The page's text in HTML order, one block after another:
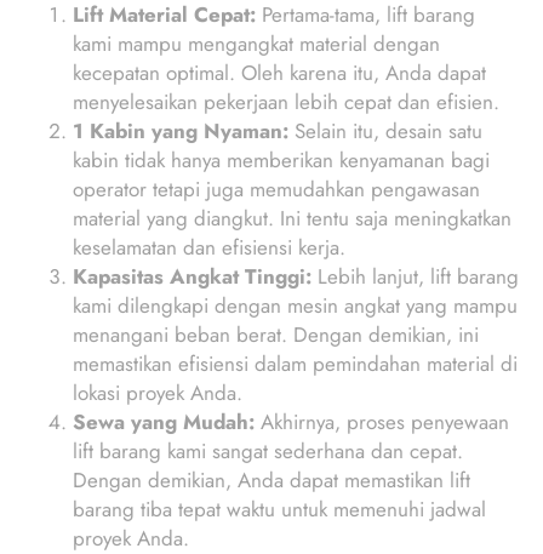
Lift Material Cepat: Pertama-tama, lift barang
kami mampu mengangkat material dengan
kecepatan optimal. Oleh karena itu, Anda dapat
menyelesaikan pekerjaan lebih cepat dan efisien.
1 Kabin yang Nyaman: Selain itu, desain satu
kabin tidak hanya memberikan kenyamanan bagi
operator tetapi juga memudahkan pengawasan
material yang diangkut. Ini tentu saja meningkatkan
keselamatan dan efisiensi kerja.
Kapasitas Angkat Tinggi: Lebih lanjut, lift barang
kami dilengkapi dengan mesin angkat yang mampu
menangani beban berat. Dengan demikian, ini
memastikan efisiensi dalam pemindahan material di
lokasi proyek Anda.
Sewa yang Mudah: Akhirnya, proses penyewaan
lift barang kami sangat sederhana dan cepat.
Dengan demikian, Anda dapat memastikan lift
barang tiba tepat waktu untuk memenuhi jadwal
proyek Anda.